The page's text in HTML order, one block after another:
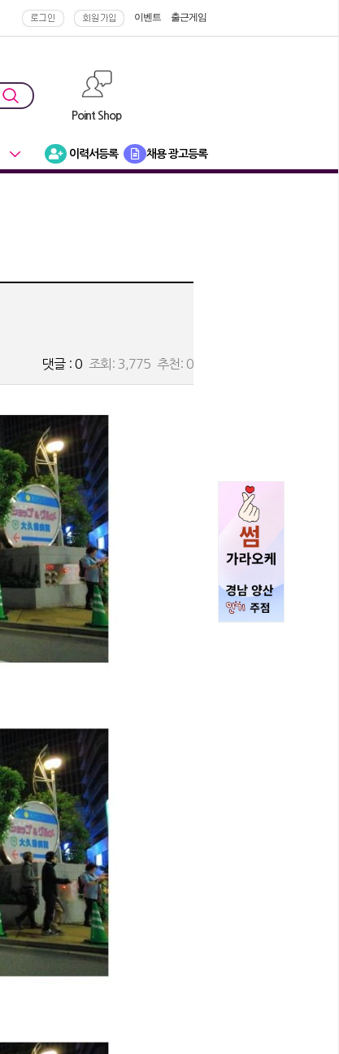
이벤트 출근게임
Point Shop
이력서등록 채용 광고등록
댓글 : 0 조회: 3,775 추천: 0